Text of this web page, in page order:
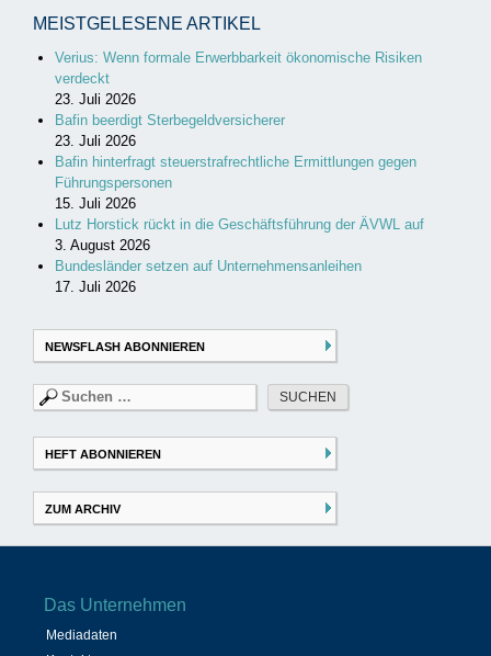
MEISTGELESENE ARTIKEL
Verius: Wenn formale Erwerbbarkeit ökonomische Risiken
verdeckt
23. Juli 2026
Bafin beerdigt Sterbegeldversicherer
23. Juli 2026
Bafin hinterfragt steuerstrafrechtliche Ermittlungen gegen
Führungspersonen
15. Juli 2026
Lutz Horstick rückt in die Geschäftsführung der ÄVWL auf
3. August 2026
Bundesländer setzen auf Unternehmensanleihen
17. Juli 2026
NEWSFLASH ABONNIEREN
Suchen
nach:
HEFT ABONNIEREN
ZUM ARCHIV
Das Unternehmen
Mediadaten